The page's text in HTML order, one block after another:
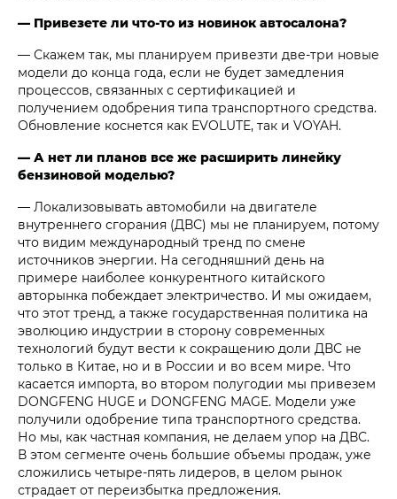
— Привезете ли что-то из новинок автосалона?
— Скажем так, мы планируем привезти две-три новые
модели до конца года, если не будет замедления
процессов, связанных с сертификацией и
получением одобрения типа транспортного средства.
Обновление коснется как EVOLUTE, так и VOYAH.
— А нет ли планов все же расширить линейку
бензиновой моделью?
— Локализовывать автомобили на двигателе
внутреннего сгорания (ДВС) мы не планируем, потому
что видим международный тренд по смене
источников энергии. На сегодняшний день на
примере наиболее конкурентного китайского
авторынка побеждает электричество. И мы ожидаем,
что этот тренд, а также государственная политика на
эволюцию индустрии в сторону современных
технологий будут вести к сокращению доли ДВС не
только в Китае, но и в России и во всем мире. Что
касается импорта, во втором полугодии мы привезем
DONGFENG HUGE и DONGFENG MAGE. Модели уже
получили одобрение типа транспортного средства.
Но мы, как частная компания, не делаем упор на ДВС.
В этом сегменте очень большие объемы продаж, уже
сложились четыре-пять лидеров, в целом рынок
страдает от переизбытка предложения.